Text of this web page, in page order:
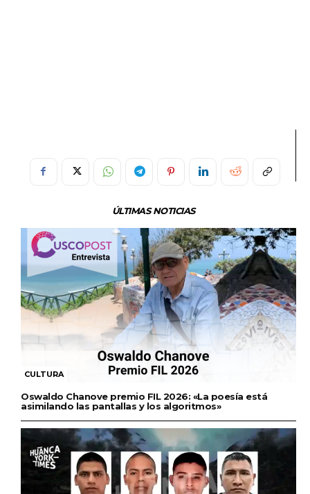
ÚLTIMAS NOTICIAS
CULTURA
Oswaldo Chanove premio FIL 2026: «La poesía está
asimilando las pantallas y los algoritmos»